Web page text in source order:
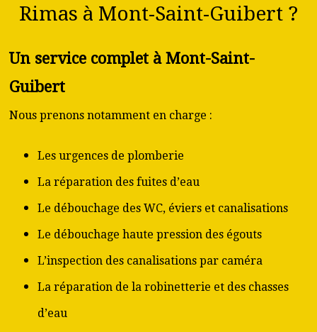
Rimas à Mont-Saint-Guibert ?
Un service complet à Mont-Saint-
Guibert
Nous prenons notamment en charge :
Les urgences de plomberie
La réparation des fuites d’eau
Le débouchage des WC, éviers et canalisations
Le débouchage haute pression des égouts
L’inspection des canalisations par caméra
La réparation de la robinetterie et des chasses
d’eau